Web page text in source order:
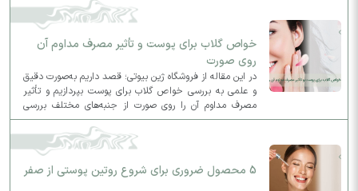
خواص گلاب برای پوست و تأثیر مصرف مداوم آن
روی صورت
در این مقاله از فروشگاه ژین بیوتی؛ قصد داریم به‌صورت دقیق
و علمی به بررسی خواص گلاب برای پوست بپردازیم و تأثیر
مصرف مداوم آن را روی صورت از جنبه‌های مختلف بررسی
کنیم.
5 محصول ضروری برای شروع روتین پوستی از صفر